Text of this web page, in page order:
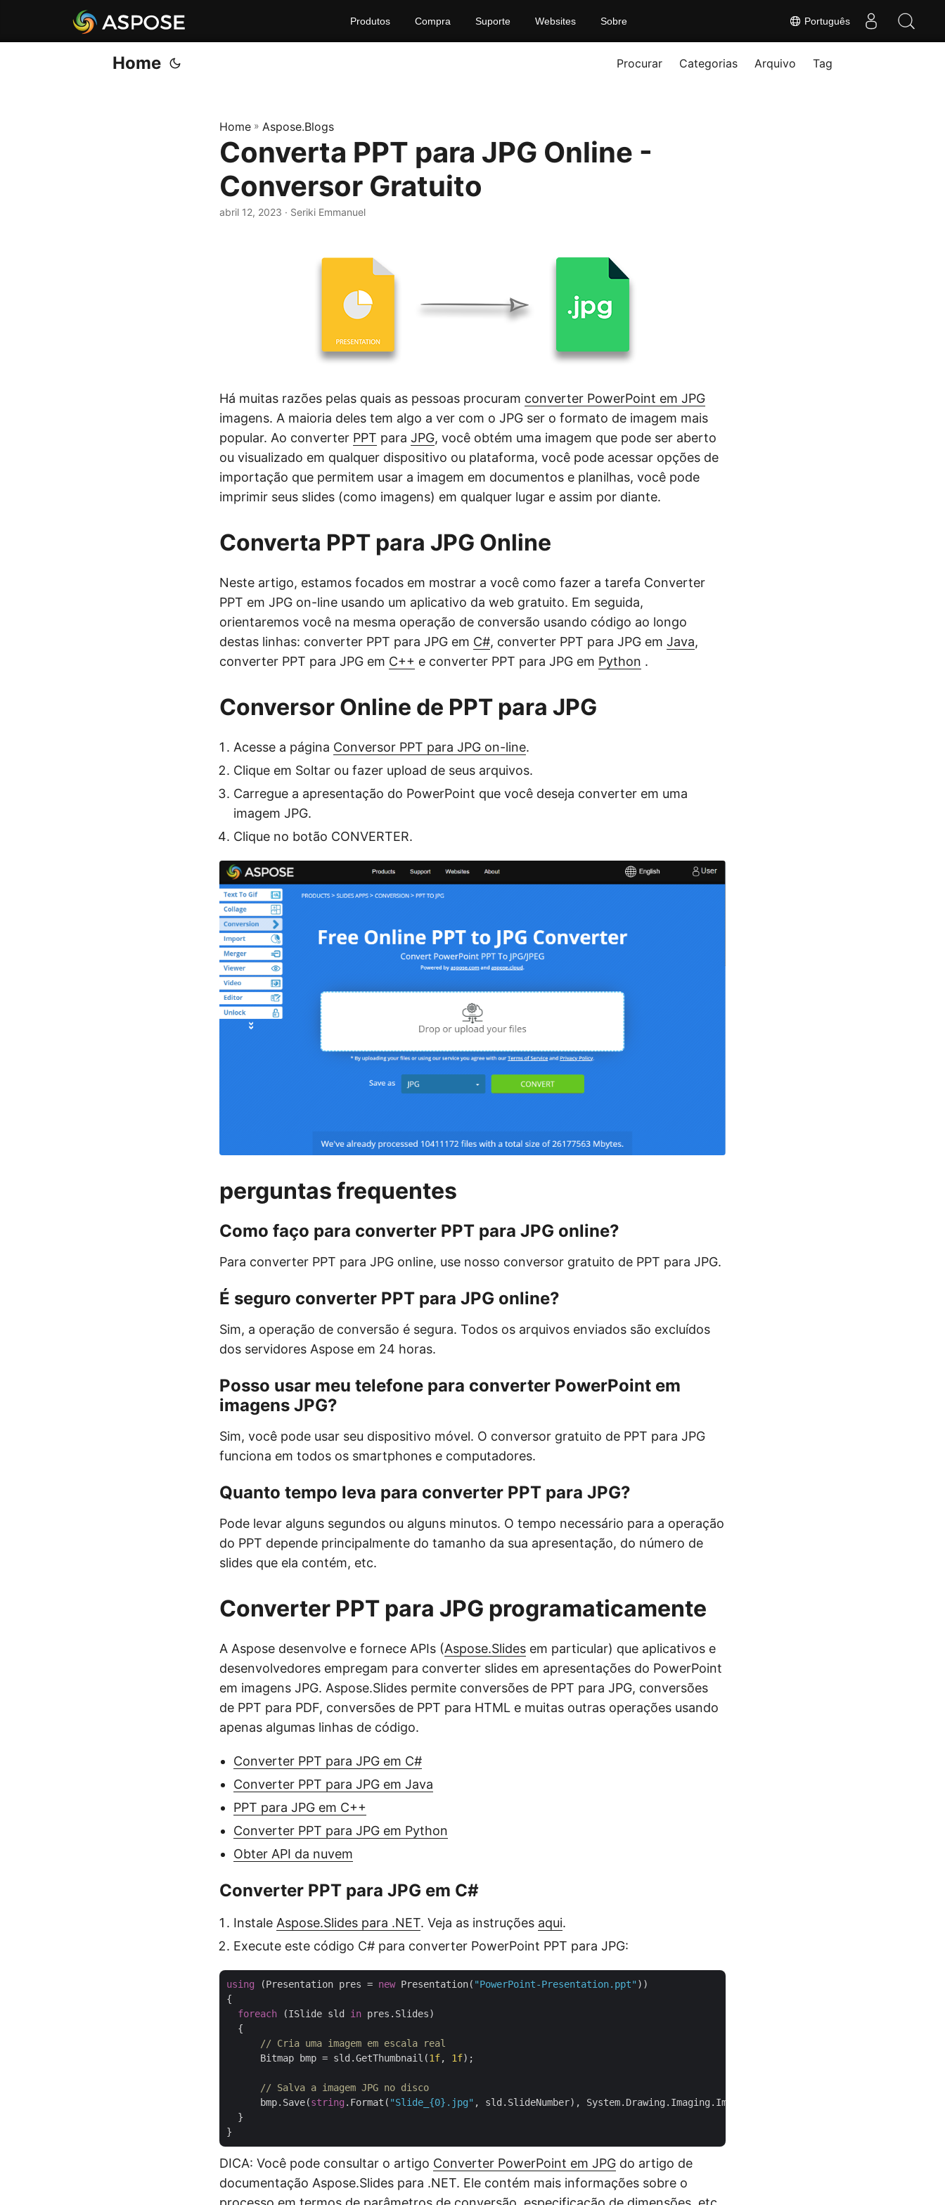
Português
Produtos Compra Suporte Websites Sobre
Home Procurar Categorias Arquivo Tag
Home » Aspose.Blogs
Converta PPT para JPG Online -
Conversor Gratuito
abril 12, 2023 · Seriki Emmanuel
Há muitas razões pelas quais as pessoas procuram converter PowerPoint em JPG
imagens. A maioria deles tem algo a ver com o JPG ser o formato de imagem mais
popular. Ao converter PPT para JPG, você obtém uma imagem que pode ser aberto
ou visualizado em qualquer dispositivo ou plataforma, você pode acessar opções de
importação que permitem usar a imagem em documentos e planilhas, você pode
imprimir seus slides (como imagens) em qualquer lugar e assim por diante.
Converta PPT para JPG Online
Neste artigo, estamos focados em mostrar a você como fazer a tarefa Converter
PPT em JPG on-line usando um aplicativo da web gratuito. Em seguida,
orientaremos você na mesma operação de conversão usando código ao longo
destas linhas: converter PPT para JPG em C#, converter PPT para JPG em Java,
converter PPT para JPG em C++ e converter PPT para JPG em Python .
Conversor Online de PPT para JPG
Acesse a página Conversor PPT para JPG on-line.
Clique em Soltar ou fazer upload de seus arquivos.
Carregue a apresentação do PowerPoint que você deseja converter em uma
imagem JPG.
Clique no botão CONVERTER.
perguntas frequentes
Como faço para converter PPT para JPG online?
Para converter PPT para JPG online, use nosso conversor gratuito de PPT para JPG.
É seguro converter PPT para JPG online?
Sim, a operação de conversão é segura. Todos os arquivos enviados são excluídos
dos servidores Aspose em 24 horas.
Posso usar meu telefone para converter PowerPoint em
imagens JPG?
Sim, você pode usar seu dispositivo móvel. O conversor gratuito de PPT para JPG
funciona em todos os smartphones e computadores.
Quanto tempo leva para converter PPT para JPG?
Pode levar alguns segundos ou alguns minutos. O tempo necessário para a operação
do PPT depende principalmente do tamanho da sua apresentação, do número de
slides que ela contém, etc.
Converter PPT para JPG programaticamente
A Aspose desenvolve e fornece APIs (Aspose.Slides em particular) que aplicativos e
desenvolvedores empregam para converter slides em apresentações do PowerPoint
em imagens JPG. Aspose.Slides permite conversões de PPT para JPG, conversões
de PPT para PDF, conversões de PPT para HTML e muitas outras operações usando
apenas algumas linhas de código.
Converter PPT para JPG em C#
Converter PPT para JPG em Java
PPT para JPG em C++
Converter PPT para JPG em Python
Obter API da nuvem
Converter PPT para JPG em C#
Instale Aspose.Slides para .NET. Veja as instruções aqui.
Execute este código C# para converter PowerPoint PPT para JPG:
using (Presentation pres = new Presentation( "PowerPoint-Presentation.ppt" ))
{
foreach (ISlide sld in pres.Slides)
  {
// Cria uma imagem em escala real
      Bitmap bmp = sld.GetThumbnail(
1f, 1f);
// Salva a imagem JPG no disco
      bmp.Save(
string .Format( "Slide_{0}.jpg" , sld.SlideNumber), System.Drawing.Imaging.ImageFormat.Jpeg);
  }
DICA: Você pode consultar o artigo Converter PowerPoint em JPG do artigo de
documentação Aspose.Slides para .NET. Ele contém mais informações sobre o